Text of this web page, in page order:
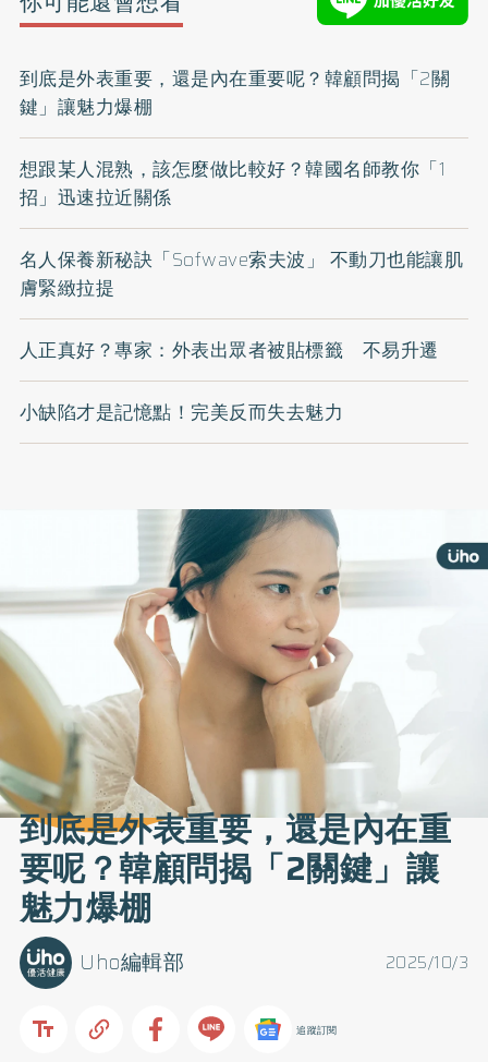
到底是外表重要，還是內在重要呢？韓顧問揭「2關
鍵」讓魅力爆棚
想跟某人混熟，該怎麼做比較好？韓國名師教你「1
招」迅速拉近關係
名人保養新秘訣「Sofwave索夫波」 不動刀也能讓肌
膚緊緻拉提
人正真好？專家：外表出眾者被貼標籤 不易升遷
小缺陷才是記憶點！完美反而失去魅力
到底是外表重要，還是內在重
要呢？韓顧問揭「2關鍵」讓
魅力爆棚
2025/10/3
Uho編輯部
追蹤訂閱